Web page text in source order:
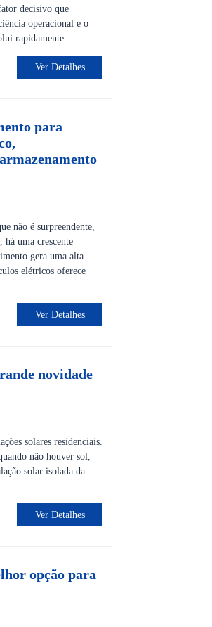
decisivo que
operacional e o
rapidamente...
Ver Detalhes
para
não é surpreendente,
há uma crescente
gera uma alta
elétricos oferece
Ver Detalhes
novidade
solares residenciais.
não houver sol,
solar isolada da
Ver Detalhes
opção para